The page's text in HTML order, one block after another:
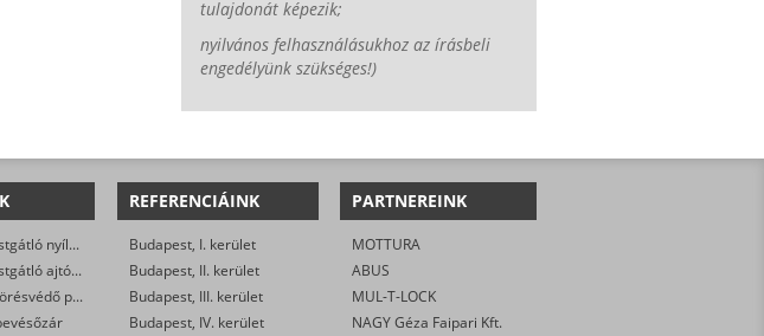
tulajdonát képezik;
nyilvános felhasználásukhoz az írásbeli
engedélyünk szükséges!)
Tűzgátló és füstgátló nyílászárók
Tűzgátló és füstgátló ajtóalkatrészek (zsanér, rugó, stift, tömítés…)
Tűzgátló ajtó törésvédő pajzs és kilincsgarnitúra (kilincs-kilincs, vagy gomb-kilincs)
REFERENCIÁINK
Budapest, I. kerület
Budapest, II. kerület
Budapest, III. kerület
Budapest, IV. kerület
PARTNEREINK
MOTTURA
ABUS
MUL-T-LOCK
NAGY Géza Faipari Kft.